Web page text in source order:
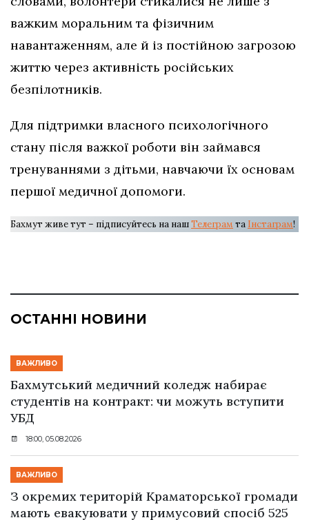
важким моральним та фізичним
навантаженням, але й із постійною загрозою
життю через активність російських
безпілотників.
Для підтримки власного психологічного
стану після важкої роботи він займався
тренуваннями з дітьми, навчаючи їх основам
першої медичної допомоги.
Бахмут живе тут – підписуйтесь на нашТелеграм та Інстаграм!
ОСТАННІ НОВИНИ
ВАЖЛИВО
Бахмутський медичний коледж набирає
студентів на контракт: чи можуть вступити
УБД
18:00, 05.08.2026
ВАЖЛИВО
З окремих територій Краматорської громади
мають евакуювати у примусовий спосіб 525